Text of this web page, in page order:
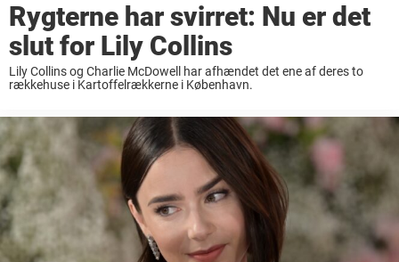
Rygterne har svirret: Nu er det
slut for Lily Collins
Lily Collins og Charlie McDowell har afhændet det ene af deres to
rækkehuse i Kartoffelrækkerne i København.